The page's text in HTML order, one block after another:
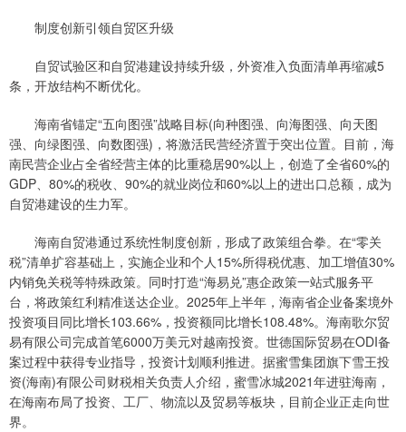
制度创新引领自贸区升级
自贸试验区和自贸港建设持续升级，外资准入负面清单再缩减5
条，开放结构不断优化。
海南省锚定“五向图强”战略目标(向种图强、向海图强、向天图
强、向绿图强、向数图强)，将激活民营经济置于突出位置。目前，海
南民营企业占全省经营主体的比重稳居90%以上，创造了全省60%的
GDP、80%的税收、90%的就业岗位和60%以上的进出口总额，成为
自贸港建设的生力军。
海南自贸港通过系统性制度创新，形成了政策组合拳。在“零关
税”清单扩容基础上，实施企业和个人15%所得税优惠、加工增值30%
内销免关税等特殊政策。同时打造“海易兑”惠企政策一站式服务平
台，将政策红利精准送达企业。2025年上半年，海南省企业备案境外
投资项目同比增长103.66%，投资额同比增长108.48%。海南歌尔贸
易有限公司完成首笔6000万美元对越南投资。世德国际贸易在ODI备
案过程中获得专业指导，投资计划顺利推进。据蜜雪集团旗下雪王投
资(海南)有限公司财税相关负责人介绍，蜜雪冰城2021年进驻海南，
在海南布局了投资、工厂、物流以及贸易等板块，目前企业正走向世
界。